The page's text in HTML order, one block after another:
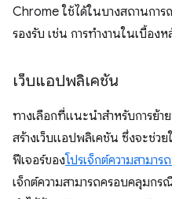
Chrome ใช้ได้ในบางสถานกา
รองรับ เช่น การทํางานในเบื้อง
เว็บแอปพลิเคชัน
ทางเลือกที่แนะนำสำหรับการย้
สร้างเว็บแอปพลิเคชัน ซึ่งจะช่ว
ฟีเจอร์ของโปรเจ็กต์ความสามาร
เจ็กต์ความสามารถครอบคลุมก